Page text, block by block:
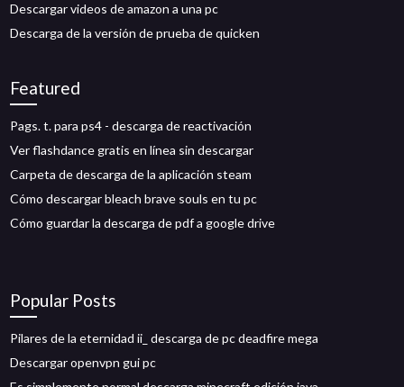
Descargar videos de amazon a una pc
Descarga de la versión de prueba de quicken
Featured
Pags. t. para ps4 - descarga de reactivación
Ver flashdance gratis en línea sin descargar
Carpeta de descarga de la aplicación steam
Cómo descargar bleach brave souls en tu pc
Cómo guardar la descarga de pdf a google drive
Popular Posts
Pilares de la eternidad ii_ descarga de pc deadfire mega
Descargar openvpn gui pc